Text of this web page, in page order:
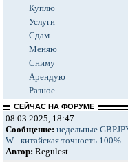
Куплю
Услуги
Сдам
Меняю
Сниму
Арендую
Разное
СЕЙЧАС НА ФОРУМЕ
08.03.2025, 18:47
Сообщение: недельные
W - китайская точность 100%
Автор: Regulest